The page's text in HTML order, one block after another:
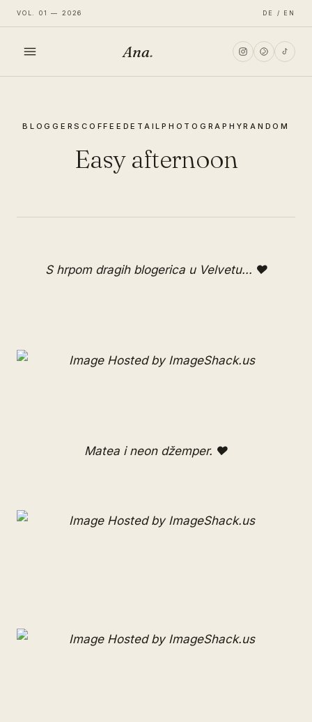
VOL. 01 — 2026 DE / EN
Ana.
BLOGGERSCOFFEE DETAILPHOTOGRAPHYRANDOM
Easy afternoon
S hrpom dragih blogerica u Velvetu... ♥
Matea i neon džemper. ♥